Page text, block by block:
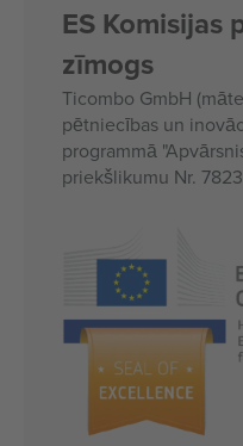
ES Komisijas
zīmogs
Ticombo GmbH
pētniecības un
programmā
priekšlikumu Nr.